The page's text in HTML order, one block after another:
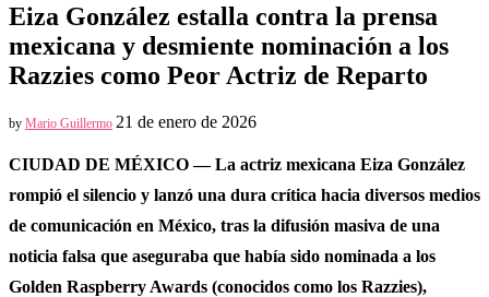
Eiza González estalla contra la prensa
mexicana y desmiente nominación a los
Razzies como Peor Actriz de Reparto
by Mario Guillermo 21 de enero de 2026
CIUDAD DE MÉXICO — La actriz mexicana Eiza González
rompió el silencio y lanzó una dura crítica hacia diversos medios
de comunicación en México, tras la difusión masiva de una
noticia falsa que aseguraba que había sido nominada a los
Golden Raspberry Awards (conocidos como los Razzies),